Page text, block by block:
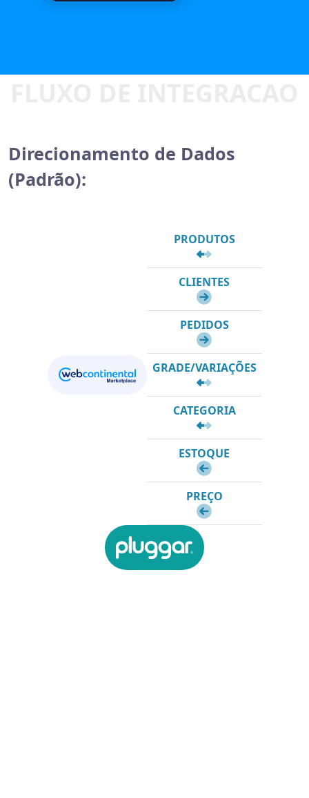
Direcionamento de Dados
(Padrão):
PRODUTOS
CLIENTES
PEDIDOS
GRADE/VARIAÇÕES
CATEGORIA
ESTOQUE
PREÇO